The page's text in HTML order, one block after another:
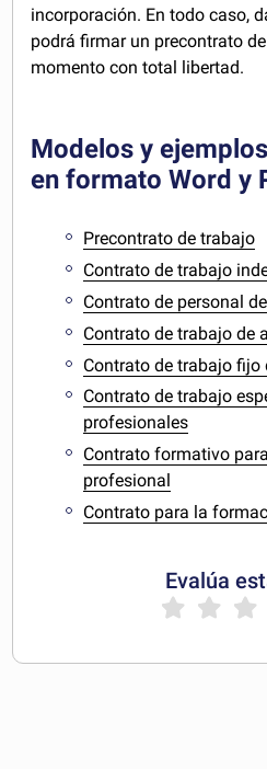
incorporación. En todo caso,
podrá firmar un precontrato
momento con total libertad.
Modelos y
en formato Word y
Precontrato de trabajo
Contrato de trabajo
Contrato de personal
Contrato de trabajo de
Contrato de trabajo
Contrato de trabajo
profesionales
Contrato formativo
profesional
Contrato para la
Evalúa